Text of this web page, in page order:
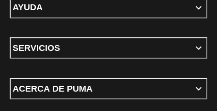
AYUDA
SERVICIOS
ACERCA DE PUMA